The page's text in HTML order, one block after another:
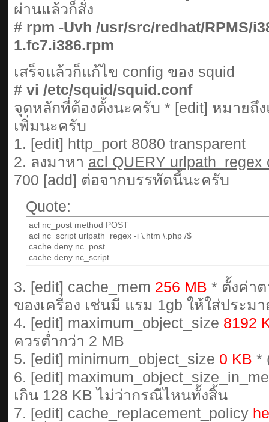
ผ่านแล้วก็สั่ง
# rpm -Uvh /usr/src/redhat/RPMS/
1.fc7.i386.rpm
เสร็จแล้วก็แก้ไข config ของ squid
# vi /etc/squid/squid.conf
จุดหลักที่ต้องตั้งนะครับ * [edit] หมายถึ
เพิ่มนะครับ
1. [edit] http_port 8080 transparent
2. ลงมาหา acl QUERY urlpath_regex
700 [add] ต่อจากบรรทัดนี้นะครับ
Quote:
acl nc_post method POST
acl nc_script urlpath_regex -i \.htm \.php /$
cache deny nc_post
cache deny nc_script
3. [edit] cache_mem 256 MB * ตั้งค่า
ของเครื่อง เช่นมี แรม 1gb ให้ใส่ประม
4. [edit] maximum_object_size 8192
ควรต่ำกว่า 2 MB
5. [edit] minimum_object_size 0 KB *
6. [edit]
เกิน 128 KB ไม่ว่ากรณีไหนทั้งสิ้น
7. [edit] cache_replacement_policy